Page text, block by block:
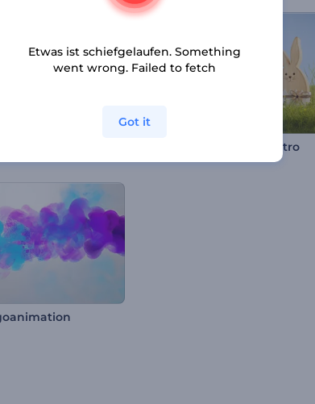
Reveal Hölzerne Osterhasen Intro
Etwas ist schiefgelaufen. Something
went wrong. Failed to fetch
Got it